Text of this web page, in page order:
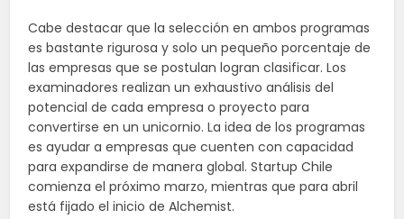
Cabe destacar que la selección en ambos programas
es bastante rigurosa y solo un pequeño porcentaje de
las empresas que se postulan logran clasificar. Los
examinadores realizan un exhaustivo análisis del
potencial de cada empresa o proyecto para
convertirse en un unicornio. La idea de los programas
es ayudar a empresas que cuenten con capacidad
para expandirse de manera global. Startup Chile
comienza el próximo marzo, mientras que para abril
está fijado el inicio de Alchemist.